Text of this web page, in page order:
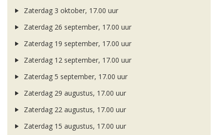
Zaterdag 3 oktober, 17.00 uur
Zaterdag 26 september, 17.00 uur
Zaterdag 19 september, 17.00 uur
Zaterdag 12 september, 17.00 uur
Zaterdag 5 september, 17.00 uur
Zaterdag 29 augustus, 17.00 uur
Zaterdag 22 augustus, 17.00 uur
Zaterdag 15 augustus, 17.00 uur